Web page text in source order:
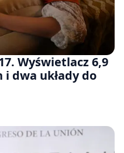
Wyświetlacz 6,9
i dwa układy do